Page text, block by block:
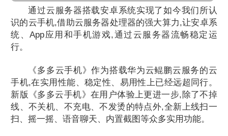
通过云服务器搭载安卓系统实现了如今我们所认
识的云手机,借助云服务器处理器的强大算力,让安卓系
统、App应用和手机游戏,通过云服务器流畅稳定运
行。
《多多云手机》作为搭载华为云鲲鹏云服务的云
手机,在实用性能、稳定性、易用性上已经远超同行。
新版《多多云手机》在用户体验上更进一步,除了不掉
线、不关机、不充电、不发烫的特点外,全新上线扫一
扫、摇一摇、语音聊天、内置截图等众多实用功能。